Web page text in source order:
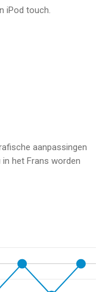
bevonden
iPod touch.
aanpassingen
het Frans worden